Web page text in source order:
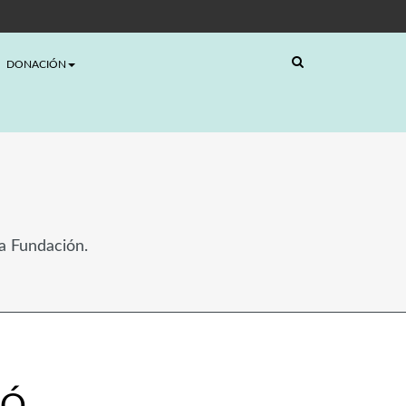
DONACIÓN
Fundación.